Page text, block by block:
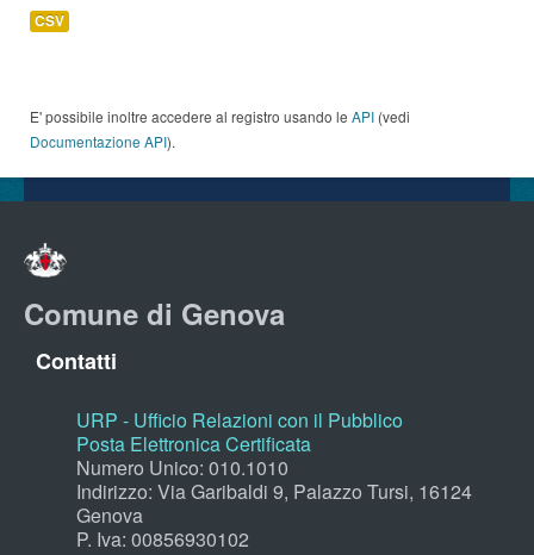
CSV
E' possibile inoltre accedere al registro usando le API (vedi
Documentazione API).
Comune di Genova
Contatti
URP - Ufficio Relazioni con il Pubblico
Posta Elettronica Certificata
Numero Unico: 010.1010
Indirizzo: Via Garibaldi 9, Palazzo Tursi, 16124
Genova
P. Iva: 00856930102